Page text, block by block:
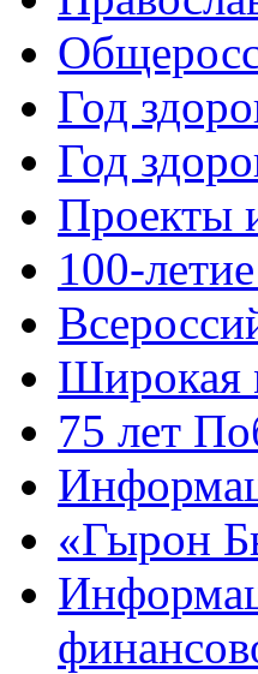
Год
Год
Проекты
100-
Широкая
75 лет
«Гырон